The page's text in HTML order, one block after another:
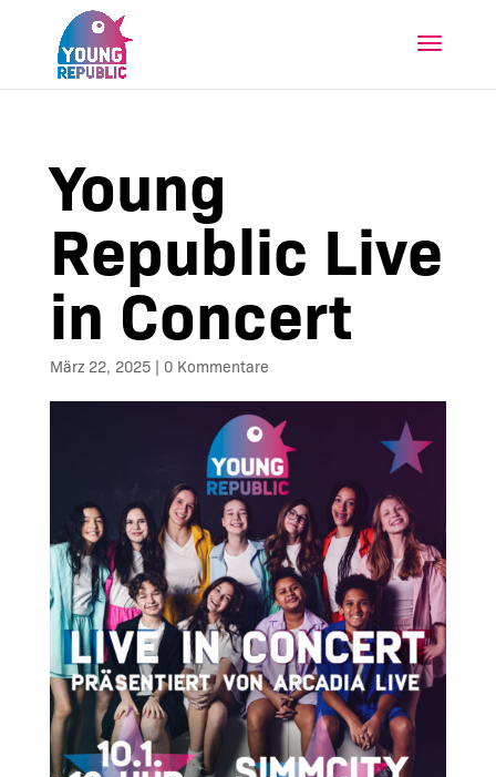
Young
Republic Live
in Concert
März 22, 2025| 0 Kommentare